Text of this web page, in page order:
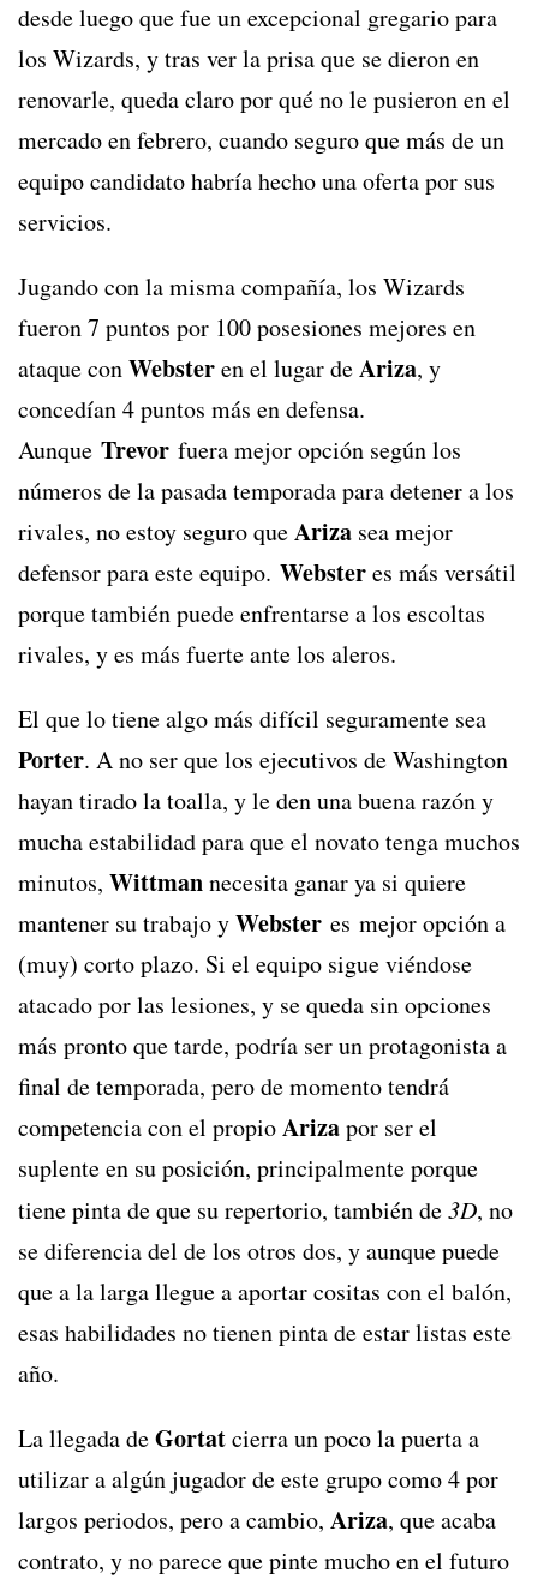
desde luego que fue un excepcional gregario para
los Wizards, y tras ver la prisa que se dieron en
renovarle, queda claro por qué no le pusieron en el
mercado en febrero, cuando seguro que más de un
equipo candidato habría hecho una oferta por sus
servicios.
Jugando con la misma compañía, los Wizards
fueron 7 puntos por 100 posesiones mejores en
ataque conWebsteren el lugar deAriza, y
concedían 4 puntos más en defensa.
Aunque Trevor fuera mejor opción según los
números de la pasada temporada para detener a los
rivales, no estoy seguro queAriza sea mejor
defensor para este equipo. Websteres más versátil
porque también puede enfrentarse a los escoltas
rivales, y es más fuerte ante los aleros.
El que lo tiene algo más difícil seguramente sea
Porter. A no ser que los ejecutivos de Washington
hayan tirado la toalla, y le den una buena razón y
mucha estabilidad para que el novato tenga muchos
minutos, Wittmannecesita ganar ya si quiere
mantener su trabajo yWebster es mejor opción a
(muy) corto plazo. Si el equipo sigue viéndose
atacado por las lesiones, y se queda sin opciones
más pronto que tarde, podría ser un protagonista a
final de temporada, pero de momento tendrá
competencia con el propioArizapor ser el
suplente en su posición, principalmente porque
tiene pinta de que su repertorio, también de3D, no
se diferencia del de los otros dos, y aunque puede
que a la larga llegue a aportar cositas con el balón,
esas habilidades no tienen pinta de estar listas este
año.
La llegada deGortatcierra un poco la puerta a
utilizar a algún jugador de este grupo como 4 por
largos periodos, pero a cambio, Ariza, que acaba
contrato, y no parece que pinte mucho en el futuro